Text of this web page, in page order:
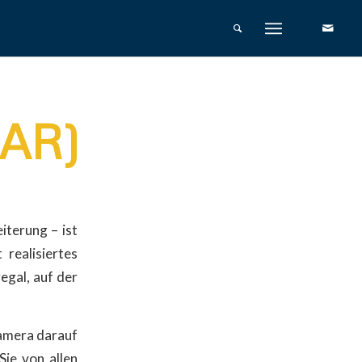
– ist
realisiertes
auf der
darauf